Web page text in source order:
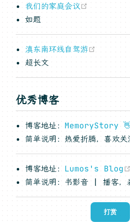
我们的家庭会议
如题
滇东南环线自驾游
超长文
优秀博客
博客地址： MemoryStory
简单说明：热爱折腾，喜欢关
博客地址： Lumos's Blog
简单说明：书影音 | 播客，
打赏